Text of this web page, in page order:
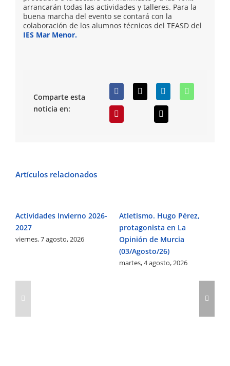
arrancarán todas las actividades y talleres. Para la
buena marcha del evento se contará con la
colaboración de los alumnos técnicos del TEASD del
IES Mar Menor.
Comparte esta
noticia en:
Artículos relacionados
Actividades Invierno 2026-
2027
viernes, 7 agosto, 2026
Atletismo. Hugo Pérez,
protagonista en La
Opinión de Murcia
(03/Agosto/26)
martes, 4 agosto, 2026